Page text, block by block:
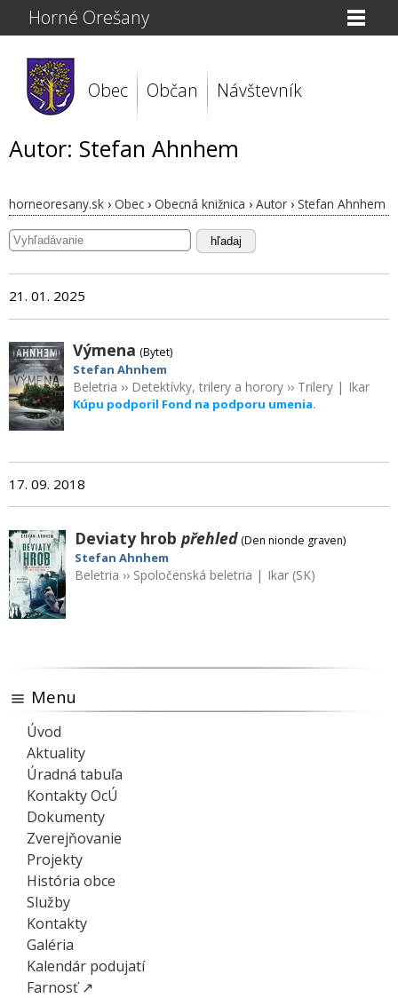
Horné Orešany
Obec Občan Návštevník
Autor: Stefan Ahnhem
horneoresany.sk › Obec › Obecná knižnica › Autor › Stefan Ahnhem
hľadaj
21. 01. 2025
Výmena (Bytet)
Stefan Ahnhem
Beletria ›› Detektívky, trilery a horory ›› Trilery | Ikar
Kúpu podporil Fond na podporu umenia.
17. 09. 2018
Deviaty hrobpřehled (Den nionde graven)
Stefan Ahnhem
Beletria ›› Spoločenská beletria | Ikar (SK)
Menu
Úvod
Aktuality
Úradná tabuľa
Kontakty OcÚ
Dokumenty
Zverejňovanie
Projekty
História obce
Služby
Kontakty
Galéria
Kalendár podujatí
Farnosť ↗